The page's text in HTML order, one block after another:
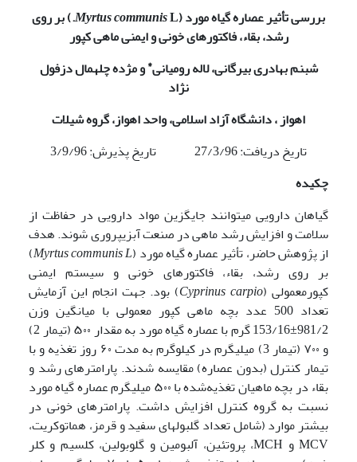
بررسی تأثیر عصاره گیاه مورد ( Myrtus communisL.
) بر روی
رشد، بقاء، فاکتورهای خونی و ایمنی ماهی کپور
شبنم بهادری بیرگانی، لاله رومیانی*و مژده چله­مال دزفول
نژاد
اهواز ، دانشگاه آزاد اسلامی، واحد اهواز، گروه شیلات
تاریخ دریافت: 27/3/96 تاریخ پذیرش: 3/9/96
چکیده
گیاهان دارویی می­توانند جایگزین مواد دارویی در حفاظت از
سلامت و افزایش رشد ماهی در صنعت آبزی­پروری شوند. هدف
از پژوهش حاضر، تأثیر عصاره گیاه مورد (Myrtus communis L
)
بر روی رشد، بقاء، فاکتورهای خونی و سیستم ایمنی
کپورمعمولی (Cyprinus carpio) بود. جهت انجام این آزمایش
تعداد 500 عدد بچه ماهی کپور معمولی با میانگین وزن
981/2±153/16 گرم با عصاره گیاه مورد به مقدار ۵۰۰ (تیمار 2)
و ۷۰۰ (تیمار 3) میلی­گرم در کیلوگرم به مدت ۶۰ روز تغذیه و با
تیمار کنترل (بدون عصاره) مقایسه شدند. پارامترهای رشد و
بقاء در بچه ماهیان تغذیه‌شده با ۵۰۰ میلی­گرم عصاره گیاه مورد
نسبت به گروه کنترل افزایش داشت. پارامترهای خونی در
بیشتر موارد (شامل تعداد گلبول­های سفید و قرمز، هماتوکریت،
MCV و MCH، پروتئین، آلبومین و گلوبولین، کلسیم و کلر